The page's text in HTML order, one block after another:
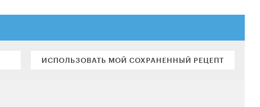
ИСПОЛЬЗОВАТЬ МОЙ СОХРАНЕННЫЙ РЕЦЕПТ